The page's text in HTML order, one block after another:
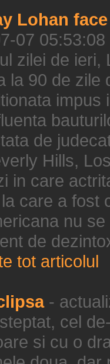
Lohan
07 05:53:08
zilei de ieri,
la 90 de
de
Hills,
in care
care a fost
nu
de
tot articolul
-
cel
si cu o